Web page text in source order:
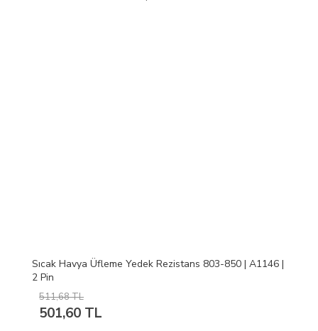
Sıcak Havya Üfleme Yedek Rezistans 803-850 | A1146 |
2 Pin
511,68 TL
501,60 TL